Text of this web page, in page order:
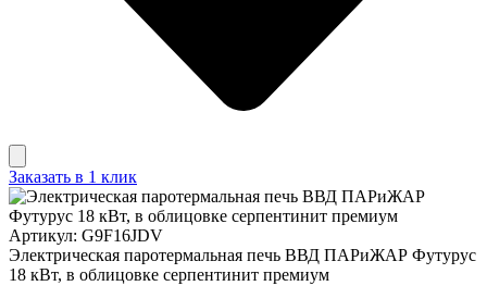
Заказать в 1 клик
Артикул: G9F16JDV
Электрическая паротермальная печь ВВД ПАРиЖАР Футурус
18 кВт, в облицовке серпентинит премиум